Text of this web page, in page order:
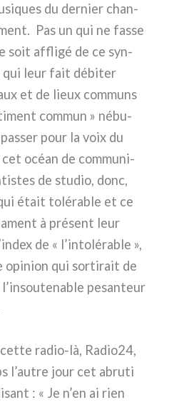
du der­nier chan­
Pas un qui ne fas­se
soit affli­gé de ce syn­
qui leur fait débi­ter
et de lieux com­muns
com­mun » nébu­
pour la voix du
cet océan de com­mu­ni­
de stu­dio, donc,
était tolé­ra­ble et ce
à pré­sent leur
de « l’intolérable »,
qui sor­ti­rait de
pesan­teur
cet­te radio-là, Radio24,
l’autre jour cet abru­ti
: « Je n’en ai rien